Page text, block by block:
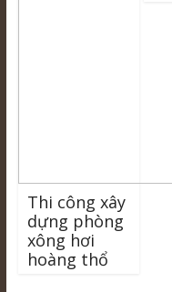
Thi công xây
dựng phòng
xông hơi
hoàng thổ